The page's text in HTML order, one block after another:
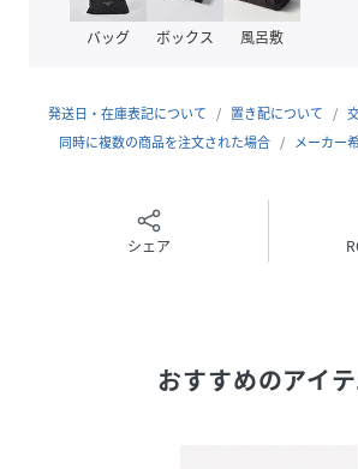
原産国 イギリス
バッグ ボックス 風呂敷
発送日・在庫表記について 置き配について
同時に複数の商品を注文された場合
メーカー
シェア
おすすめのアイ